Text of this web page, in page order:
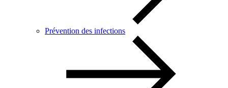
Prévention des infections